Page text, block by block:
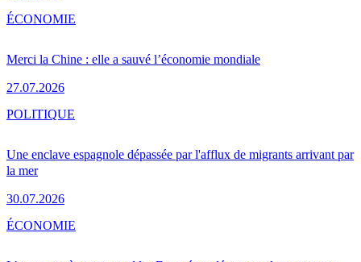
Merci la Chine : elle a sauvé l’économie mondiale
27.07.2026
ÉCONOMIE
Une enclave espagnole dépassée par l'afflux de migrants arrivant par
la mer
30.07.2026
POLITIQUE
ÉCONOMIE